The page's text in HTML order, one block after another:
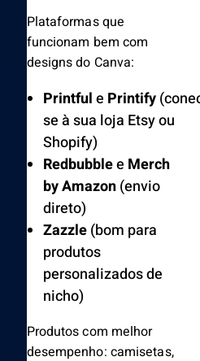
Plataformas que
funcionam bem com
designs do Canva:
Printfule Printify
se à sua loja Etsy ou
Shopify)
Redbubblee Merch
by Amazon(envio
direto)
Zazzle(bom para
produtos
personalizados de
nicho)
Produtos com melhor
desempenho: camisetas,